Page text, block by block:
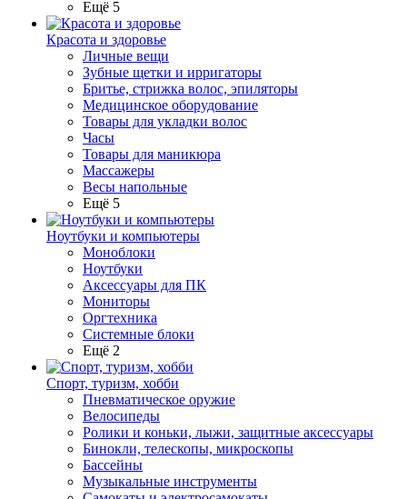
Ещё 5
Красота и здоровье
Личные вещи
Зубные щетки и ирригаторы
Бритье, стрижка волос, эпиляторы
Медицинское оборудование
Товары для укладки волос
Часы
Товары для маникюра
Массажеры
Весы напольные
Ещё 5
Ноутбуки и компьютеры
Моноблоки
Ноутбуки
Аксессуары для ПК
Мониторы
Оргтехника
Системные блоки
Ещё 2
Спорт, туризм, хобби
Пневматическое оружие
Велосипеды
Ролики и коньки, лыжи, защитные аксессуары
Бинокли, телескопы, микроскопы
Бассейны
Музыкальные инструменты